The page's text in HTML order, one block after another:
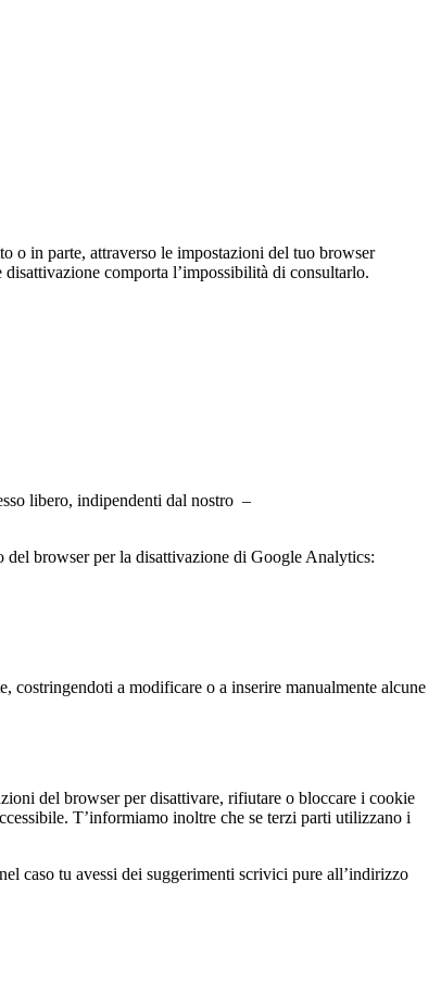
o in parte, attraverso le impostazioni del tuo browser
comporta l’impossibilità di consultarlo.
libero, indipendenti dal nostro –
browser per la disattivazione di Google Analytics:
a modificare o a inserire manualmente alcune
del browser per disattivare, rifiutare o bloccare i cookie
T’informiamo inoltre che se terzi parti utilizzano i
caso tu avessi dei suggerimenti scrivici pure all’indirizzo